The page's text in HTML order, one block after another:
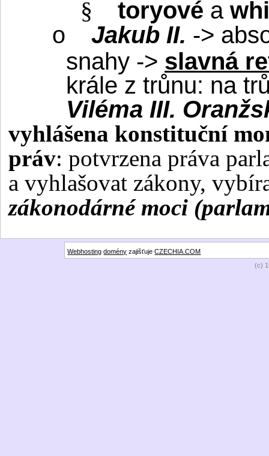
§
toryové a
o Jakub II. ->
snahy -> slavná
krále z trůnu: na
Viléma III.
vyhlášena konstituční
práv: potvrzena práva
a vyhlašovat zákony,
zákonodárné moci
Webhosting domény zajišťujeCZECHIA.COM
(c)